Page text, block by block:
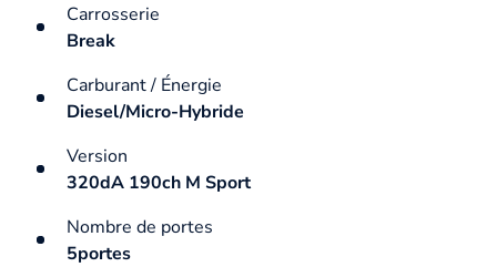
Carrosserie
Break
Carburant / Énergie
Diesel/Micro-Hybride
Version
320dA 190ch M Sport
Nombre de portes
5portes